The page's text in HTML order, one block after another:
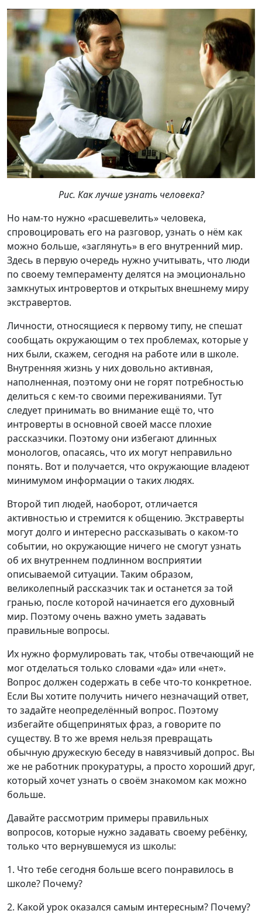
Рис. Как лучше узнать человека?
Но нам-то нужно «расшевелить» человека,
спровоцировать его на разговор, узнать о нём как
можно больше, «заглянуть» в его внутренний мир.
Здесь в первую очередь нужно учитывать, что люди
по своему темпераменту делятся на эмоционально
замкнутых интровертов и открытых внешнему миру
экстравертов.
Личности, относящиеся к первому типу, не спешат
сообщать окружающим о тех проблемах, которые у
них были, скажем, сегодня на работе или в школе.
Внутренняя жизнь у них довольно активная,
наполненная, поэтому они не горят потребностью
делиться с кем-то своими переживаниями. Тут
следует принимать во внимание ещё то, что
интроверты в основной своей массе плохие
рассказчики. Поэтому они избегают длинных
монологов, опасаясь, что их могут неправильно
понять. Вот и получается, что окружающие владеют
минимумом информации о таких людях.
Второй тип людей, наоборот, отличается
активностью и стремится к общению. Экстраверты
могут долго и интересно рассказывать о каком-то
событии, но окружающие ничего не смогут узнать
об их внутреннем подлинном восприятии
описываемой ситуации. Таким образом,
великолепный рассказчик так и останется за той
гранью, после которой начинается его духовный
мир. Поэтому очень важно уметь задавать
правильные вопросы.
Их нужно формулировать так, чтобы отвечающий не
мог отделаться только словами «да» или «нет».
Вопрос должен содержать в себе что-то конкретное.
Если Вы хотите получить ничего незначащий ответ,
то задайте неопределённый вопрос. Поэтому
избегайте общепринятых фраз, а говорите по
существу. В то же время нельзя превращать
обычную дружескую беседу в навязчивый допрос. Вы
же не работник прокуратуры, а просто хороший друг,
который хочет узнать о своём знакомом как можно
больше.
Давайте рассмотрим примеры правильных
вопросов, которые нужно задавать своему ребёнку,
только что вернувшемуся из школы:
1. Что тебе сегодня больше всего понравилось в
школе? Почему?
2. Какой урок оказался самым интересным? Почему?